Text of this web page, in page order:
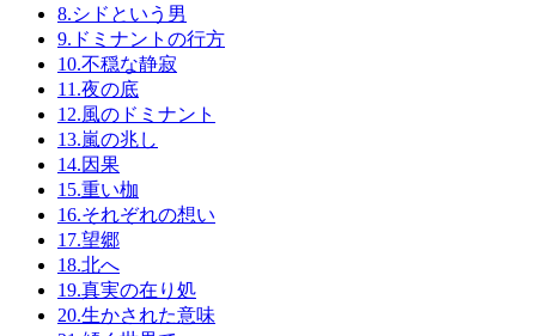
8.シドという男
9.ドミナントの行方
10.不穏な静寂
11.夜の底
12.風のドミナント
13.嵐の兆し
14.因果
15.重い枷
16.それぞれの想い
17.望郷
18.北へ
19.真実の在り処
20.生かされた意味